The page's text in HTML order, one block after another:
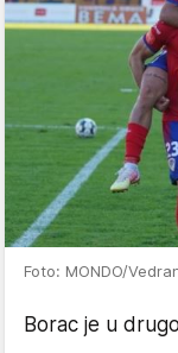
Foto: MONDO/
Borac je u